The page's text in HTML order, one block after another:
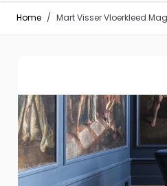
Home / Mart Visser Vloerkleed